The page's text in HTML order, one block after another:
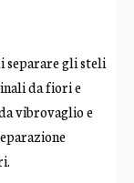
separare gli steli
da fiori e
vibrovaglio e